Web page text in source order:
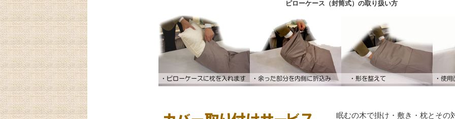
ピローケース（封筒式）の取り扱い方
眠むの木で掛け・敷き・枕とその